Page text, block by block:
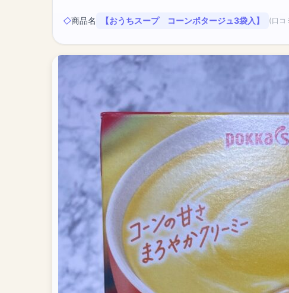
商品名 【おうちスープ コーンポタージュ3袋入】 (口コ